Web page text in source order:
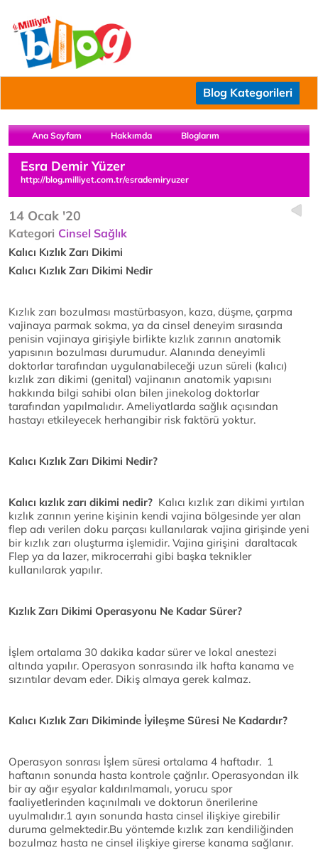
Blog Kategorileri
Ana Sayfam Hakkımda Bloglarım
Esra Demir Yüzer
http://blog.milliyet.com.tr/esrademiryuzer
14 Ocak '20
Kategori Cinsel Sağlık
Kalıcı Kızlık Zarı Dikimi
Kalıcı Kızlık Zarı Dikimi Nedir
Kızlık zarı bozulması mastürbasyon, kaza, düşme, çarpma
vajinaya parmak sokma, ya da cinsel deneyim sırasında
penisin vajinaya girişiyle birlikte kızlık zarının anatomik
yapısının bozulması durumudur. Alanında deneyimli
doktorlar tarafından uygulanabileceği uzun süreli (kalıcı)
kızlık zarı dikimi (genital) vajinanın anatomik yapısını
hakkında bilgi sahibi olan bilen jinekolog doktorlar
tarafından yapılmalıdır. Ameliyatlarda sağlık açısından
hastayı etkileyecek herhangibir risk faktörü yoktur.
Kalıcı Kızlık Zarı Dikimi Nedir?
Kalıcı kızlık zarı dikimi nedir? Kalıcı kızlık zarı dikimi yırtılan
kızlık zarının yerine kişinin kendi vajina bölgesinde yer alan
flep adı verilen doku parçası kullanılarak vajina girişinde yeni
bir kızlık zarı oluşturma işlemidir. Vajina girişini daraltacak
Flep ya da lazer, mikrocerrahi gibi başka teknikler
kullanılarak yapılır.
Kızlık Zarı Dikimi Operasyonu Ne Kadar Sürer?
İşlem ortalama 30 dakika kadar sürer ve lokal anestezi
altında yapılır. Operasyon sonrasında ilk hafta kanama ve
sızıntılar devam eder. Dikiş almaya gerek kalmaz.
Kalıcı Kızlık Zarı Dikiminde İyileşme Süresi Ne Kadardır?
Operasyon sonrası İşlem süresi ortalama 4 haftadır. 1
haftanın sonunda hasta kontrole çağrılır. Operasyondan ilk
bir ay ağır eşyalar kaldırılmamalı, yorucu spor
faaliyetlerinden kaçınılmalı ve doktorun önerilerine
uyulmalıdır.1 ayın sonunda hasta cinsel ilişkiye girebilir
duruma gelmektedir.Bu yöntemde kızlık zarı kendiliğinden
bozulmaz hasta ne cinsel ilişkiye girerse kanama sağlanır.